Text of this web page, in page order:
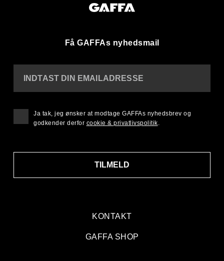
Få GAFFAs nyhedsmail
KONTAKT
GAFFA SHOP
INDTAST DIN EMAILADRESSE
TILMELD
Ja tak, jeg ønsker at modtage GAFFAs nyhedsbrev og
godkender derfor cookie & privatlivspolitik.